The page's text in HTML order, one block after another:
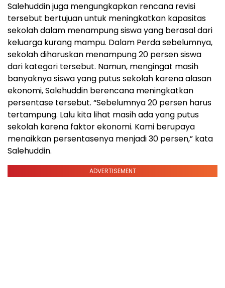
Salehuddin juga mengungkapkan rencana revisi
tersebut bertujuan untuk meningkatkan kapasitas
sekolah dalam menampung siswa yang berasal dari
keluarga kurang mampu. Dalam Perda sebelumnya,
sekolah diharuskan menampung 20 persen siswa
dari kategori tersebut. Namun, mengingat masih
banyaknya siswa yang putus sekolah karena alasan
ekonomi, Salehuddin berencana meningkatkan
persentase tersebut. “Sebelumnya 20 persen harus
tertampung. Lalu kita lihat masih ada yang putus
sekolah karena faktor ekonomi. Kami berupaya
menaikkan persentasenya menjadi 30 persen,” kata
Salehuddin.
ADVERTISEMENT